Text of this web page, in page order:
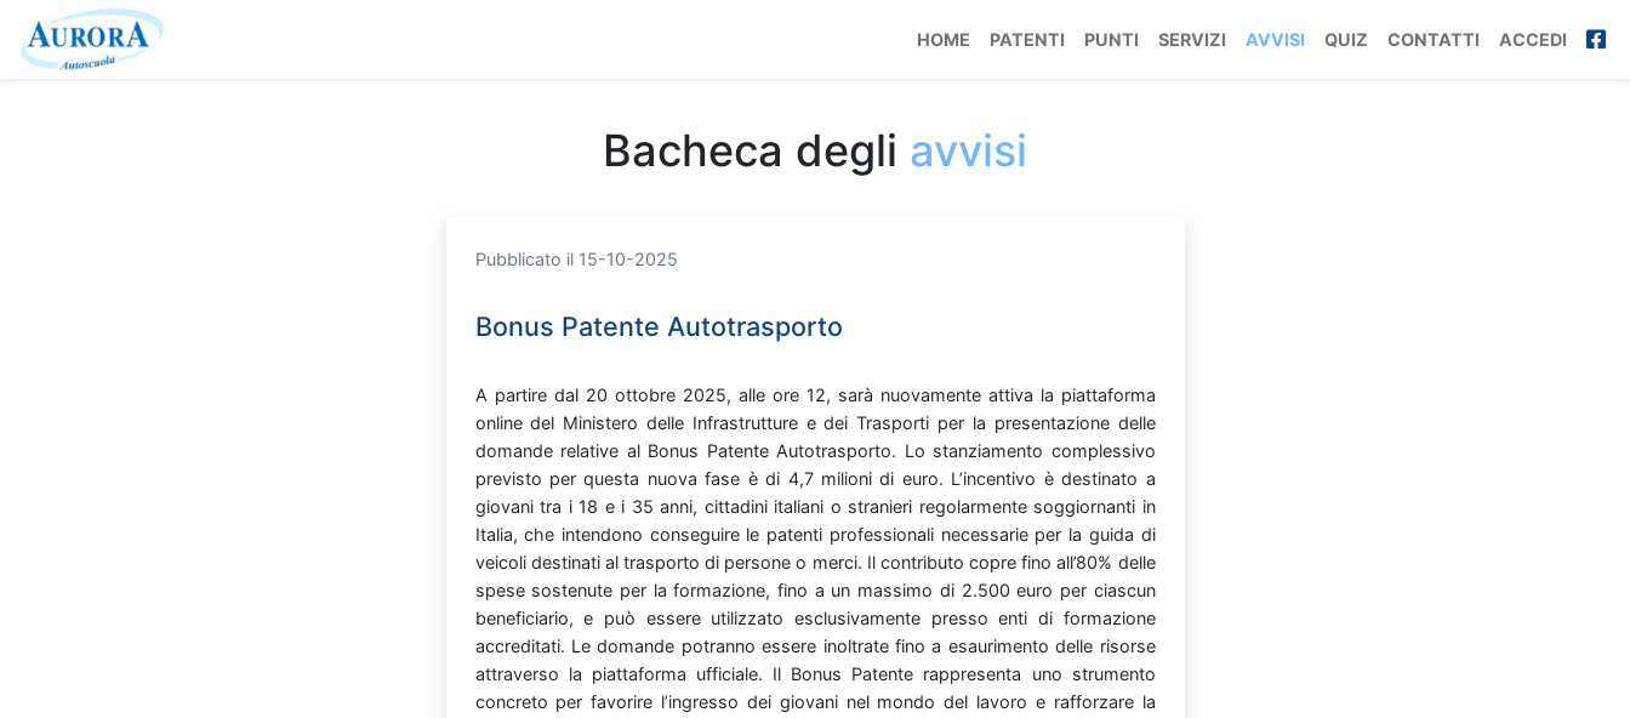
HOME PATENTI PUNTI SERVIZI AVVISI QUIZ CONTATTI ACCEDI
Bacheca degli avvisi
Pubblicato il 15-10-2025
Bonus Patente Autotrasporto
A partire dal 20 ottobre 2025, alle ore 12, sarà nuovamente attiva la piattaforma
onlinedel Ministero delle Infrastrutture edeiTrasporti per la presentazione delle
domande relative al Bonus Patente Autotrasporto. Lo stanziamento complessivo
previsto perquesta nuovafase èdi 4,7 milionidi euro. L’incentivo èdestinato a
giovani tra i 18 e i 35 anni, cittadini italiani o stranieri regolarmente soggiornanti in
Italia,che intendono conseguire le patenti professionali necessarie per la guida di
veicoli destinati al trasportodi personeo merci. Il contributocoprefinoall’80% delle
spese sostenute per laformazione,fino a un massimo di 2.500euro per ciascun
beneficiario,e può essere utilizzato esclusivamente pressoenti di formazione
accreditati. Ledomande potrannoessere inoltrate finoa esaurimentodelle risorse
attraverso la piattaforma ufficiale. Il Bonus Patente rappresenta uno strumento
concreto perfavorire l’ingresso dei giovani nel mondodel lavoro e rafforzare la